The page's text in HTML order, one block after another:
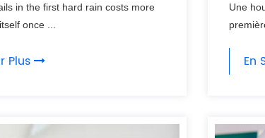
in the first hard rain costs more
once ...
Plus
Une
En